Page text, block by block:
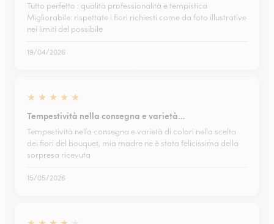
Tutto perfetto : qualità professionalità e tempistica
Migliorabile: rispettate i fiori richiesti come da foto illustrative
nei limiti del possibile
19/04/2026
★ ★ ★ ★ ★
Tempestività nella consegna e varietà…
Tempestività nella consegna e varietà di colori nella scelta
dei fiori del bouquet, mia madre ne è stata felicissima della
sorpresa ricevuta
15/05/2026